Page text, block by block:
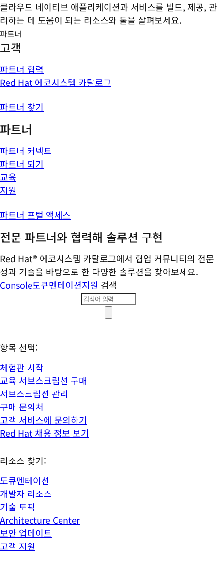
클라우드 네이티브 애플리케이션과 서비스를 빌드, 제공, 관
리하는 데 도움이 되는 리소스와 툴을 살펴보세요.
파트너
고객
파트너 협력
Red Hat 에코시스템 카탈로그
파트너 찾기
파트너
파트너 커넥트
파트너 되기
교육
지원
파트너 포털 액세스
전문 파트너와 협력해 솔루션 구현
Red Hat® 에코시스템 카탈로그에서 협업 커뮤니티의 전문
성과 기술을 바탕으로 한 다양한 솔루션을 찾아보세요.
Console도큐멘테이션지원 검색
항목 선택:
체험판 시작
교육 서브스크립션 구매
서브스크립션 관리
구매 문의처
고객 서비스에 문의하기
Red Hat 채용 정보 보기
리소스 찾기:
도큐멘테이션
개발자 리소스
기술 토픽
Architecture Center
보안 업데이트
고객 지원